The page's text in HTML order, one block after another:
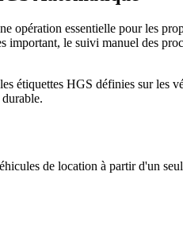
opération essentielle pour les
important, le suivi manuel des
étiquettes HGS définies sur les
de location à partir d'un